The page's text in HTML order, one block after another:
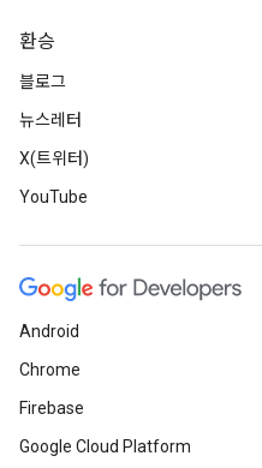
환승
블로그
뉴스레터
X(트위터)
YouTube
Android
Chrome
Firebase
Google Cloud Platform